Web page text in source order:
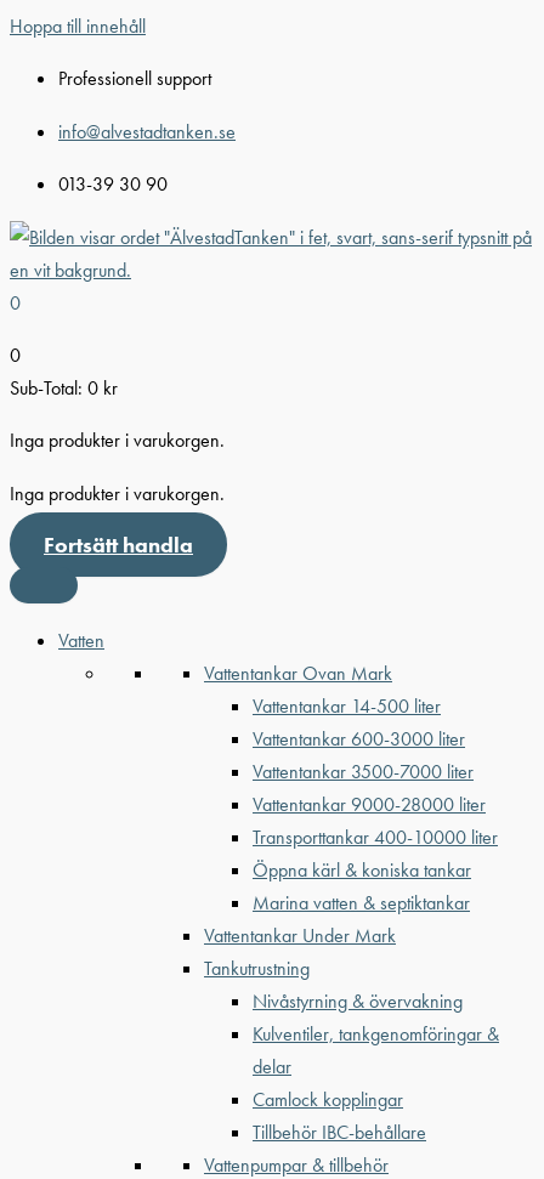
Hoppa till innehåll
Professionell support
info@alvestadtanken.se
013-39 30 90
0
0
Sub-Total: 0 kr
Inga produkter i varukorgen.
Inga produkter i varukorgen.
Fortsätt handla
Vatten
Vattentankar Ovan Mark
Vattentankar 14-500 liter
Vattentankar 600-3000 liter
Vattentankar 3500-7000 liter
Vattentankar 9000-28000 liter
Transporttankar 400-10000 liter
Öppna kärl & koniska tankar
Marina vatten & septiktankar
Vattentankar Under Mark
Tankutrustning
Nivåstyrning & övervakning
Kulventiler, tankgenomföringar &
delar
Camlock kopplingar
Tillbehör IBC-behållare
Vattenpumpar & tillbehör